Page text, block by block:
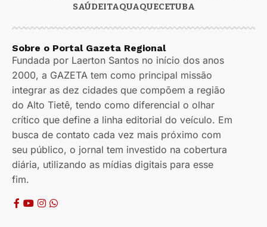
SAÚDEITAQUAQUECETUBA
Sobre o Portal Gazeta Regional
Fundada por Laerton Santos no início dos anos
2000, a GAZETA tem como principal missão
integrar as dez cidades que compõem a região
do Alto Tietê, tendo como diferencial o olhar
crítico que define a linha editorial do veículo. Em
busca de contato cada vez mais próximo com
seu público, o jornal tem investido na cobertura
diária, utilizando as mídias digitais para esse
fim.